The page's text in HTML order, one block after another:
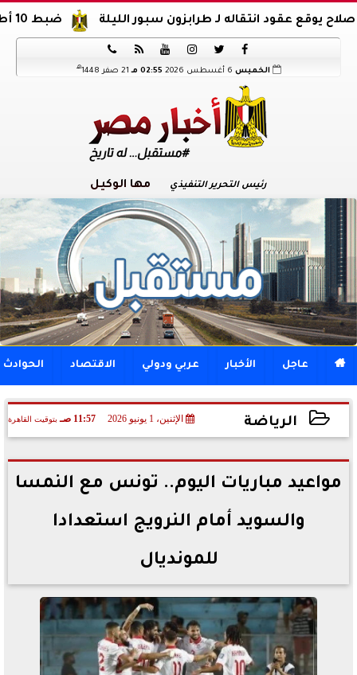
ضبط 10 أطنان أحشاء غير صالحة للاستهلاك الآدمي بالعمرانية انتقاله لـ طرابزون سبور الليلة






الخميس 02:55 مـ 21 صفر 1448 هـ
رئيس التحرير التنفيذي مها الوكيل
 عاجل الأخبار عربي ودولي الاقتصاد الحوادث
الرياضة الإثنين، 1 يونيو 2026 11:57 صـ بتوقيت القاهرة
2026-06-01 11:57:02
مواعيد مباريات اليوم.. تونس مع النمسا
والسويد أمام النرويج استعدادا
للمونديال